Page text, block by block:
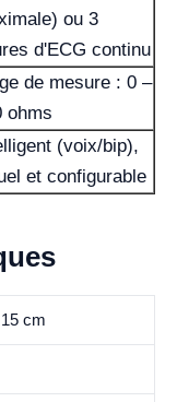
ou 3
d'ECG continu
de mesure : 0 –
ohms
(voix/bip),
et configurable
cm